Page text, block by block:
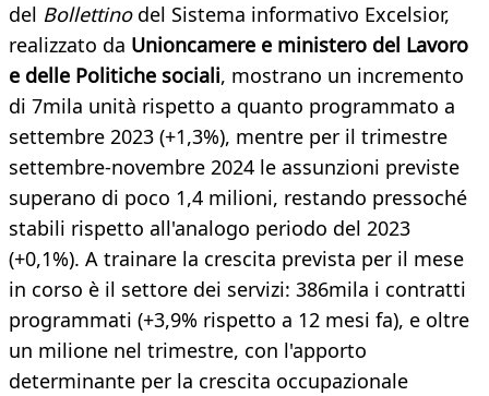
del Bollettino del Sistema informativo Excelsior,
realizzato da Unioncamere e ministero del Lavoro
e delle Politiche sociali, mostrano un incremento
di 7mila unità rispetto a quanto programmato a
settembre 2023 (+1,3%), mentre per il trimestre
settembre-novembre 2024 le assunzioni previste
superano di poco 1,4 milioni, restando pressoché
stabili rispetto all'analogo periodo del 2023
(+0,1%). A trainare la crescita prevista per il mese
in corso è il settore dei servizi: 386mila i contratti
programmati (+3,9% rispetto a 12 mesi fa), e oltre
un milione nel trimestre, con l'apporto
determinante per la crescita occupazionale